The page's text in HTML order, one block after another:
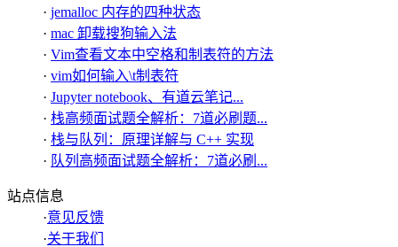
· jemalloc 内存的四种状态
· mac 卸载搜狗输入法
· Vim查看文本中空格和制表符的方法
· vim如何输入\t制表符
· Jupyter notebook、有道云笔记...
· 栈高频面试题全解析：7道必刷题...
· 栈与队列：原理详解与 C++ 实现
· 队列高频面试题全解析：7道必刷...
站点信息
·意见反馈
·关于我们